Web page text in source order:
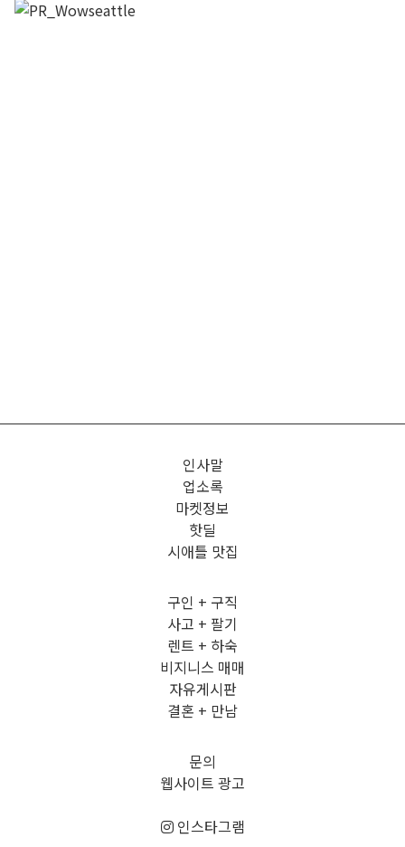
인사말
업소록
마켓정보
핫딜
시애틀 맛집
구인 + 구직
사고 + 팔기
렌트 + 하숙
비지니스 매매
자유게시판
결혼 + 만남
문의
웹사이트 광고
인스타그램